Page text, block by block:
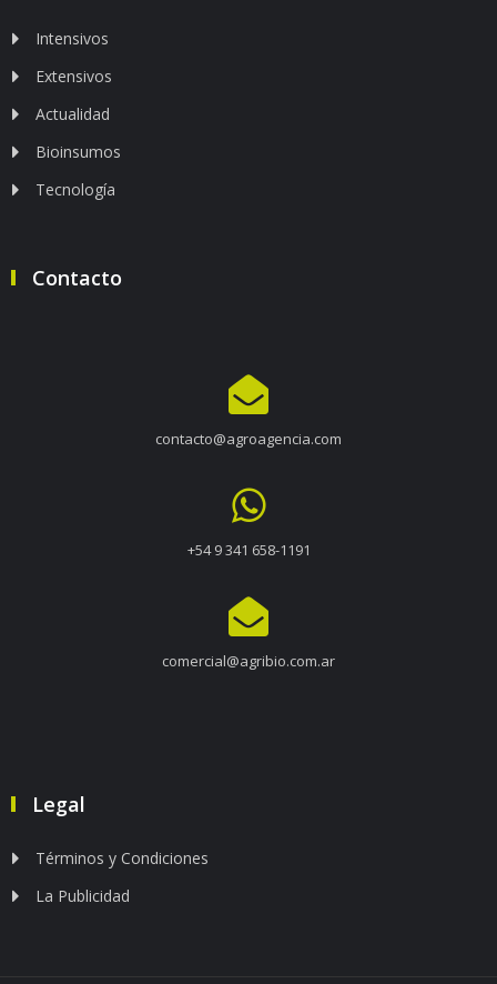
Intensivos
Extensivos
Actualidad
Bioinsumos
Tecnología
Contacto
contacto@agroagencia.com
+54 9 341 658-1191
comercial@agribio.com.ar
Legal
Términos y Condiciones
La Publicidad